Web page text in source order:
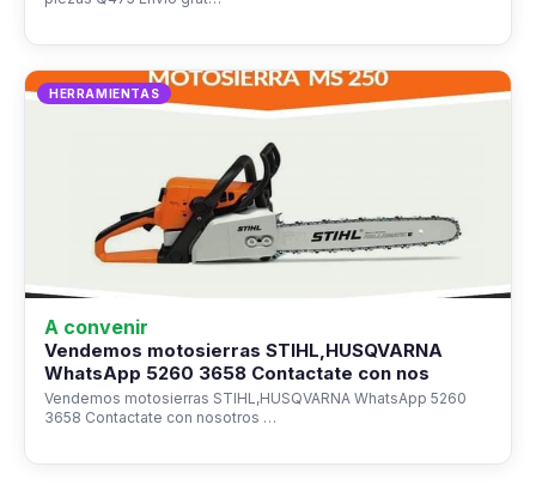
HERRAMIENTAS
A convenir
Vendemos motosierras STIHL,HUSQVARNA
WhatsApp 5260 3658 Contactate con nos
Vendemos motosierras STIHL,HUSQVARNA WhatsApp 5260
3658 Contactate con nosotros …